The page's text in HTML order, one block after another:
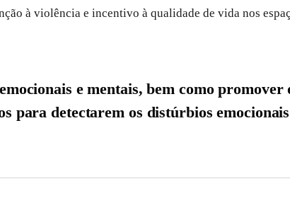
à violência e incentivo à qualidade de vida nos
e mentais, bem como promover
para detectarem os distúrbios